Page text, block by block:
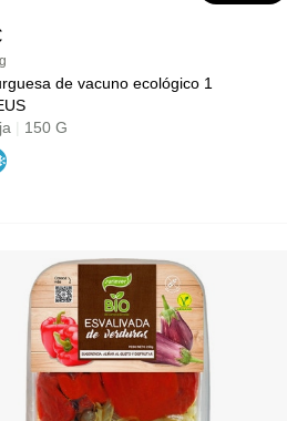
de vacuno ecológico 1
150 G